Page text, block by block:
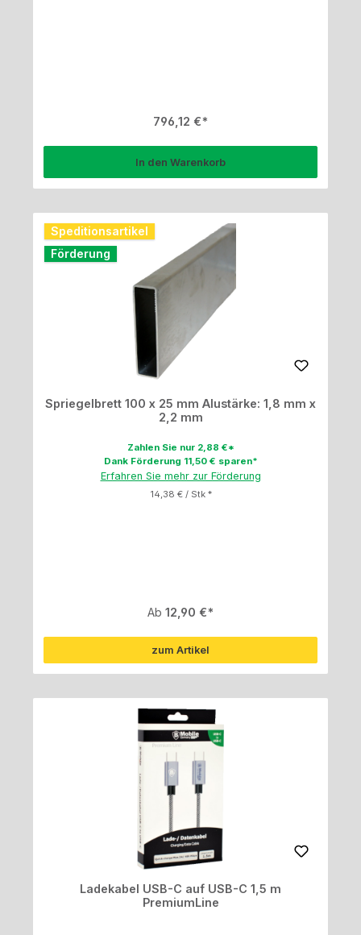
Regulärer Preis:
796,12 €
In den Warenkorb
Speditionsartikel
Förderung
Spriegelbrett 100 x 25 mm Alustärke: 1,8 mm x
2,2 mm
Zahlen Sie nur 2,88 €*
Dank Förderung 11,50 € sparen*
Erfahren Sie mehr zur Förderung
14,38 € / Stk *
Regulärer Preis:
Ab 12,90 €
zum Artikel
Ladekabel USB-C auf USB-C 1,5 m
PremiumLine